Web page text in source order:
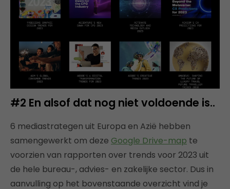
#2 En alsof dat nog niet voldoende is..
6 mediastrategen uit Europa en Azië hebben
samengewerkt om deze Google Drive-map te
voorzien van rapporten over trends voor 2023 uit
de hele bureau-, advies- en zakelijke sector. Dus in
aanvulling op het bovenstaande overzicht vind je